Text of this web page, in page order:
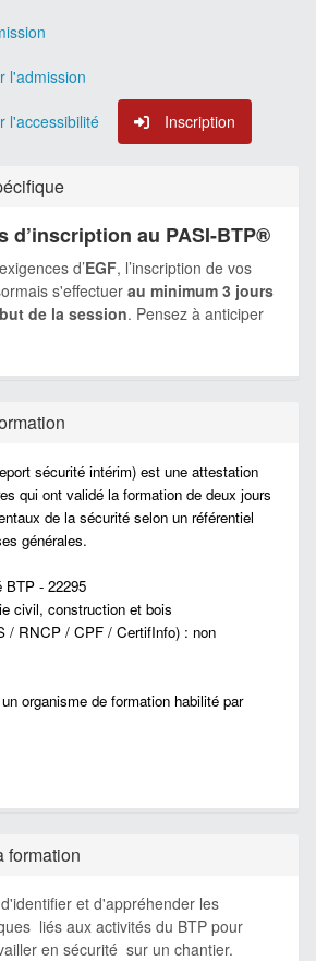
l'admission
l'accessibilité Inscription
d’inscription au PASI-BTP®
d’EGF, l’inscription de vos
s'effectuer au minimum 3 jours
de la session. Pensez à anticiper
sécurité intérim) est une attestation
qui ont validé la formation de deux jours
de la sécurité selon un référentiel
générales.
- 22295
civil, construction et bois
/ RNCP / CPF / CertifInfo) : non
organisme de formation habilité par
formation
et d'appréhender les
liés aux activités du BTP pour
en sécurité sur un chantier.